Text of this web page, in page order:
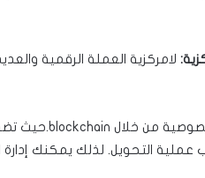
لامركزية العملة الرقمية
التحويل. لذلك يمكنك إدارة